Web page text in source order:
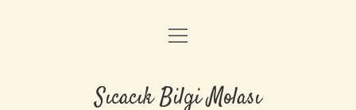
Anasayfa
menüyü
Sıcacık Bilgi Molası